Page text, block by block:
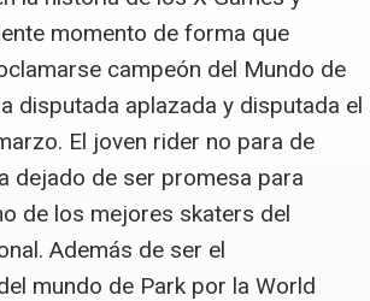
momento de forma que
campeón del Mundo de
disputada aplazada y disputada el
El joven rider no para de
dejado de ser promesa para
de los mejores skaters del
Además de ser el
mundo de Park por la World